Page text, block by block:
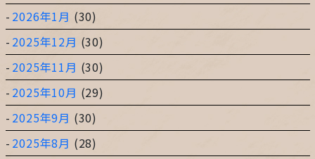
2026年1月 (30)
2025年12月 (30)
2025年11月 (30)
2025年10月 (29)
2025年9月 (30)
2025年8月 (28)